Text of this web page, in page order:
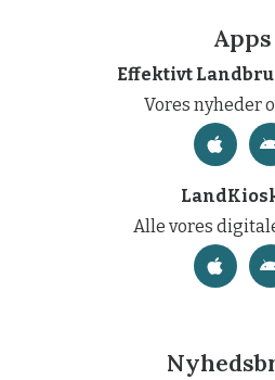
Apps
Effektivt
Vores nyheder
Alle vores